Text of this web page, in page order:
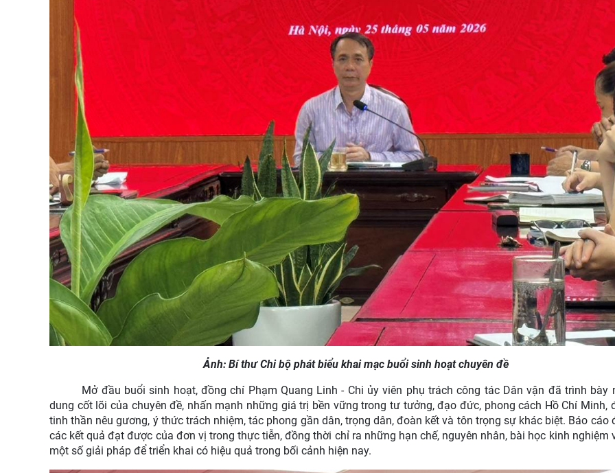
Ảnh: Bí thư Chi bộ phát biểu khai mạc buổi sinh hoạt chuyên đề
Mở đầu buổi sinh hoạt, đồng chí Phạm Quang Linh - Chi ủy viên phụ trách công tác Dân vận đã trình bày
dung cốt lõi của chuyên đề, nhấn mạnh những giá trị bền vững trong tư tưởng, đạo đức, phong cách Hồ Chí Minh,
tinh thần nêu gương, ý thức trách nhiệm, tác phong gần dân, trọng dân, đoàn kết và tôn trọng sự khác biệt. Báo cáo
các kết quả đạt được của đơn vị trong thực tiễn, đồng thời chỉ ra những hạn chế, nguyên nhân, bài học kinh nghiệm
một số giải pháp để triển khai có hiệu quả trong bối cảnh hiện nay.